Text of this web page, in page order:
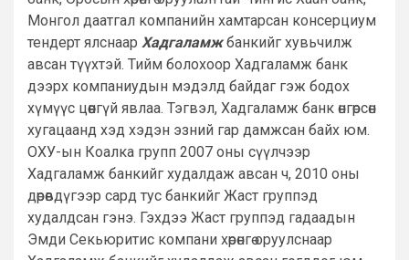
Монгол даатгал компанийн хамтарсан консерциум
тендерт ялснаар Хадгаламжбанкийг хувьчилж
авсан түүхтэй. Тийм болохоор Хадгаламж банк
дээрх компаниудын мэдэлд байдаг гэж бодох
хүмүүс цөөнгүй явлаа. Тэгвэл, Хадгаламж банк өнгөрсөн
хугацаанд хэд хэдэн эзний гар дамжсан байх юм.
ОХУ-ын Коалка групп 2007 оны сүүлчээр
Хадгаламж банкийг худалдаж авсан ч, 2010 оны
дөрөвдүгээр сард тус банкийг Жаст группэд
худалдсан гэнэ. Гэхдээ Жаст группэд гадаадын
Эмди Секьюритис компани хөрөнгө оруулснаар